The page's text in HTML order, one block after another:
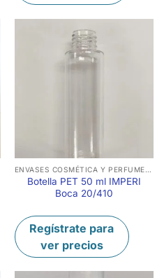
ENVASES COSMÉTICA Y PERFUMERÍA
Botella PET 50 ml IMPERI
Boca 20/410
Regístrate para
ver precios